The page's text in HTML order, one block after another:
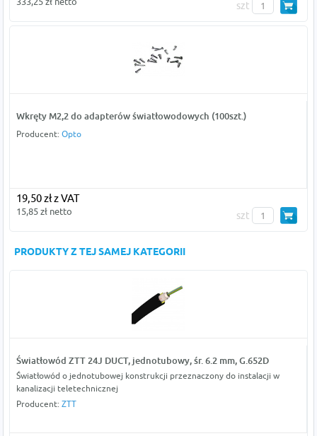
szt
Wkręty M2,2 do adapterów światłowodowych (100szt.)
Producent: Opto
19,50 zł z VAT
15,85 zł netto szt
PRODUKTY Z TEJ SAMEJ KATEGORII
Światłowód ZTT 24J DUCT, jednotubowy, śr. 6.2 mm, G.652D
Światłowód o jednotubowej konstrukcji przeznaczony do instalacji w
kanalizacji teletechnicznej
Producent: ZTT